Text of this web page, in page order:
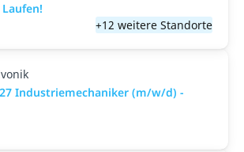
+12 weitere Standorte
Industriemechaniker (m/w/d) -